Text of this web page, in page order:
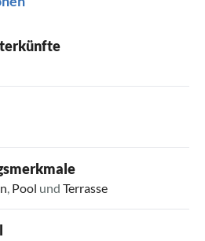
, Pool und Terrasse